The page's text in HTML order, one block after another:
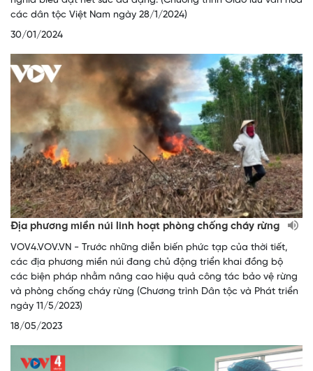
các dân tộc Việt Nam ngày 28/1/2024)
30/01/2024
Địa phương miền núi linh hoạt phòng chống cháy rừng
VOV4.VOV.VN - Trước những diễn biến phức tạp của thời tiết,
các địa phương miền núi đang chủ động triển khai đồng bộ
các biện pháp nhằm nâng cao hiệu quả công tác bảo vệ rừng
và phòng chống cháy rừng (Chương trình Dân tộc và Phát triển
ngày 11/5/2023)
18/05/2023